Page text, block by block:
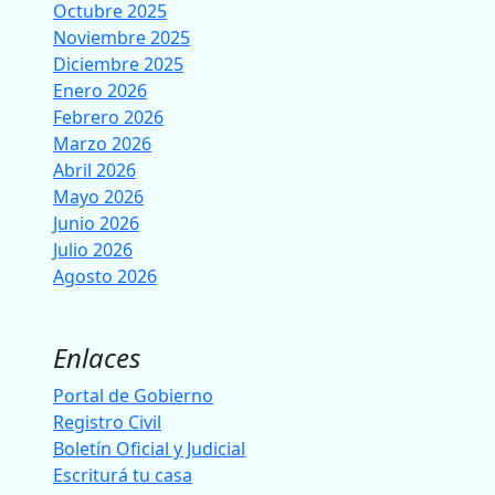
Octubre 2025
Noviembre 2025
Diciembre 2025
Enero 2026
Febrero 2026
Marzo 2026
Abril 2026
Mayo 2026
Junio 2026
Julio 2026
Agosto 2026
Enlaces
Portal de Gobierno
Registro Civil
Boletín Oficial y Judicial
Escriturá tu casa